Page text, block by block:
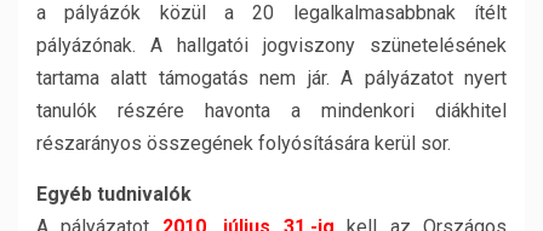
a pályázók közül a 20 legalkalmasabbnak ítélt
pályázónak. A hallgatói jogviszony szünetelésének
tartama alatt támogatás nem jár. A pályázatot nyert
tanulók részére havonta a mindenkori diákhitel
részarányos összegének folyósítására kerül sor.
Egyéb tudnivalók